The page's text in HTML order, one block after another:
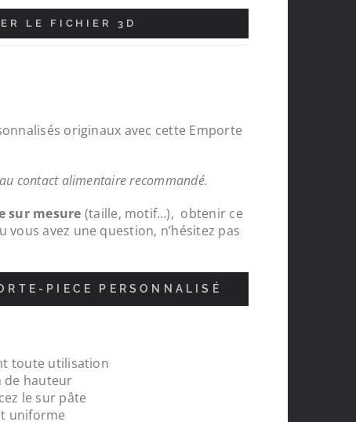
LE FICHIER 3D
originaux avec cette Emporte
contact alimentaire recommandé.
sur mesure (taille, motif…), obtenir ce
avez une question, n’hésitez pas
PIECE PERSONNALISÉ
toute utilisation
de hauteur
le sur pâte
uniforme